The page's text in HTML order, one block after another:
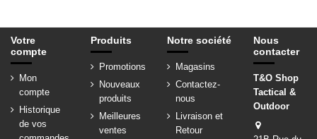
Votre
compte
Mon
compte
Historique
de vos
Produits
Promotions
Nouveaux
produits
Meilleures
ventes
Notre société
Magasins
Contactez-
nous
Livraison et
Retour
Nous
contacter
T&O Shop
Tactical &
Outdoor